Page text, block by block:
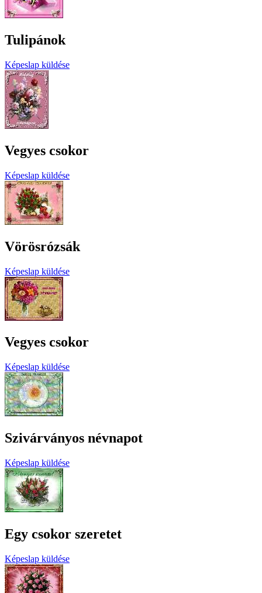
Tulipánok
Képeslap küldése
Vegyes csokor
Képeslap küldése
Vörösrózsák
Képeslap küldése
Vegyes csokor
Képeslap küldése
Szivárványos névnapot
Képeslap küldése
Egy csokor szeretet
Képeslap küldése